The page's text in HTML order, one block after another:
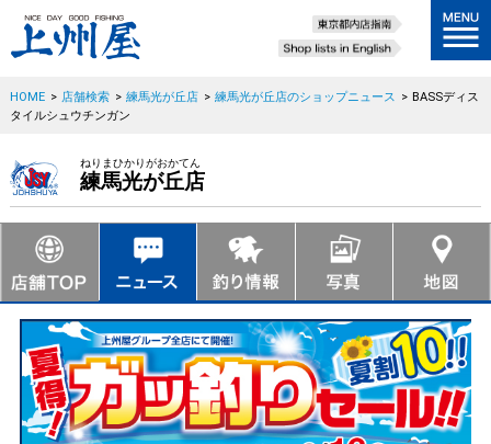
HOME > 店舗検索 > 練馬光が丘店 > 練馬光が丘店のショップニュース > BASSディス
タイルシュウチンガン
ねりまひかりがおかてん
練馬光が丘店